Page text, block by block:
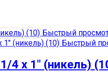
Быстрый
Быстрый
4 х 1″ (никель)